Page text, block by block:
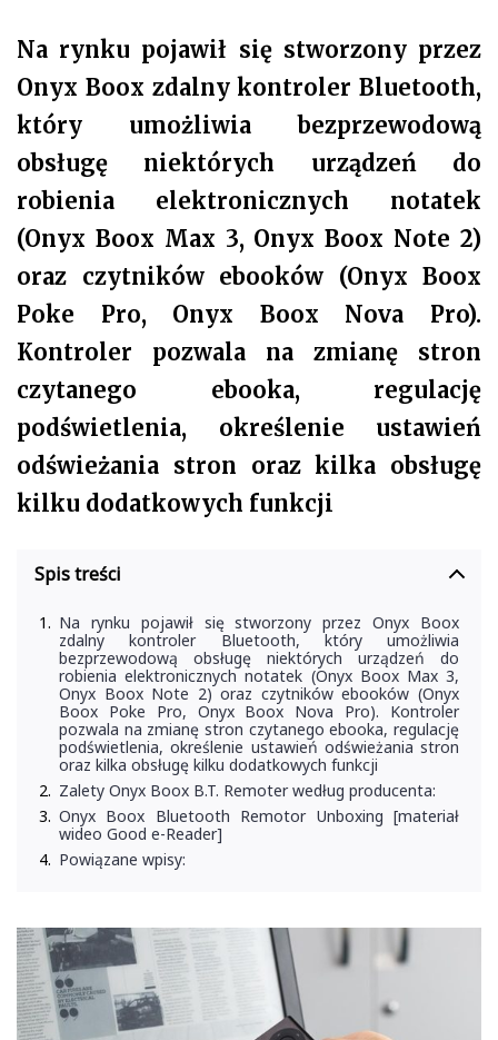
Na rynku pojawił się stworzony przez
Onyx Boox zdalny kontroler Bluetooth,
który umożliwia bezprzewodową
obsługę niektórych urządzeń do
robienia elektronicznych notatek
(Onyx Boox Max 3, Onyx Boox Note 2)
oraz czytników ebooków (Onyx Boox
Poke Pro, Onyx Boox Nova Pro).
Kontroler pozwala na zmianę stron
czytanego ebooka, regulację
podświetlenia, określenie ustawień
odświeżania stron oraz kilka obsługę
kilku dodatkowych funkcji
Spis treści
Na rynku pojawił się stworzony przez Onyx Boox
zdalny kontroler Bluetooth, który umożliwia
bezprzewodową obsługę niektórych urządzeń do
robienia elektronicznych notatek (Onyx Boox Max 3,
Onyx Boox Note 2) oraz czytników ebooków (Onyx
Boox Poke Pro, Onyx Boox Nova Pro). Kontroler
pozwala na zmianę stron czytanego ebooka, regulację
podświetlenia, określenie ustawień odświeżania stron
oraz kilka obsługę kilku dodatkowych funkcji
Zalety Onyx Boox B.T. Remoter według producenta:
Onyx Boox Bluetooth Remotor Unboxing [materiał
wideo Good e-Reader]
Powiązane wpisy: